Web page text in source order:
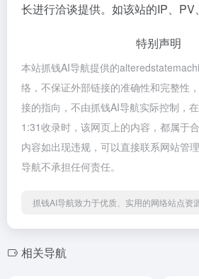
长进行洽谈提供。如该站的IP、PV
特别声明
本站抓钱AI导航提供的
络，不保证外部链接的准确性和完整性
接的指向，不由抓钱AI导航实际控制，
1:31收录时，该网页上的内容，都属于
内容如出现违规，可以直接联系网站管
导航不承担任何责任。
抓钱AI导航致力于优质、实用的网络站点资
相关导航